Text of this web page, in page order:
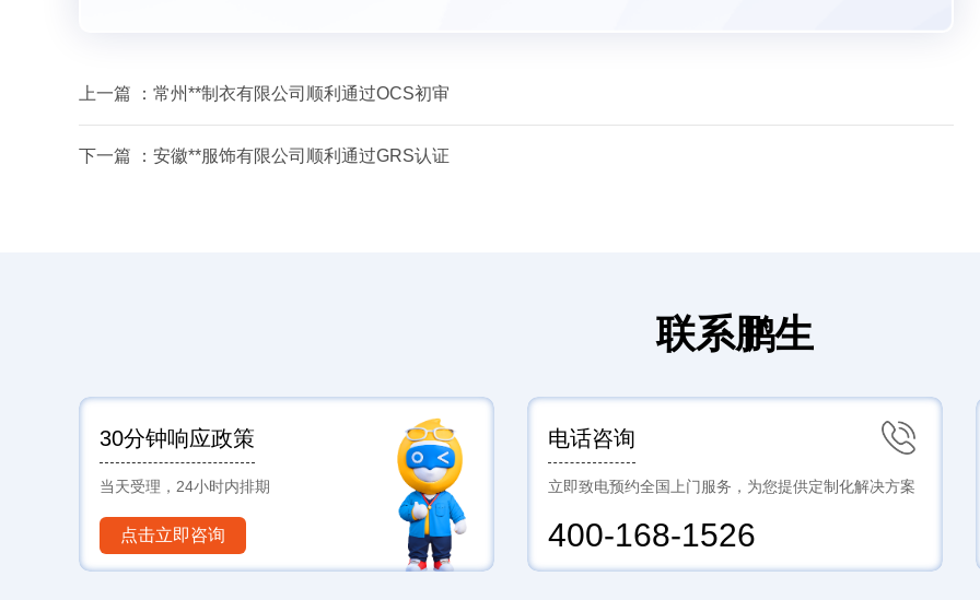
上一篇 ： 常州**制衣有限公司顺利通过OCS初审
下一篇 ： 安徽**服饰有限公司顺利通过GRS认证
联系鹏生
30分钟响应政策
当天受理，24小时内排期
点击立即咨询
电话咨询
立即致电预约全国上门服务，为您提供定制化解决方案
400-168-1526